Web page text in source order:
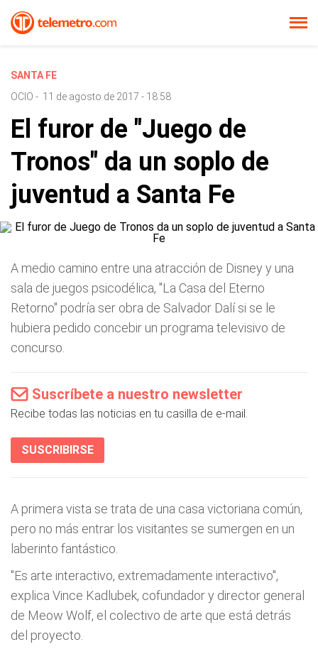
SANTA FE
OCIO - 11 de agosto de 2017 - 18:58
El furor de "Juego de
Tronos" da un soplo de
juventud a Santa Fe
A medio camino entre una atracción de Disney y una
sala de juegos psicodélica, "La Casa del Eterno
Retorno" podría ser obra de Salvador Dalí si se le
hubiera pedido concebir un programa televisivo de
concurso.
Suscríbete a nuestro newsletter
Recibe todas las noticias en tu casilla de e-mail.
SUSCRIBIRSE
A primera vista se trata de una casa victoriana común,
pero no más entrar los visitantes se sumergen en un
laberinto fantástico.
"Es arte interactivo, extremadamente interactivo",
explica Vince Kadlubek, cofundador y director general
de Meow Wolf, el colectivo de arte que está detrás
del proyecto.